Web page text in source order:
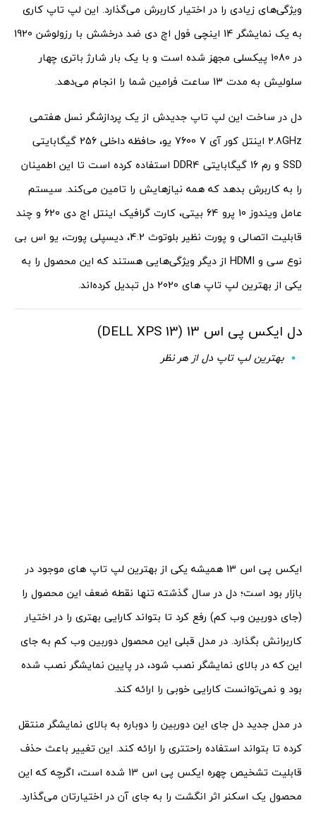
ویژگی‌های زیادی را در اختیار کاربرش می‌گذارد. این لپ تاپ کاری
به یک نمایشگر 14 اینچی فول اچ دی ضد درخشش با رزولوشن 1920
در 1080 پیکسلی مجهز شده است و با یک بار شارژ باتری چهار
سلولیش به مدت 13 ساعت فرامین شما را انجام می‌‌دهد.
دل در ساخت این لپ تاپ جدیدش از یک پردازشگر نسل هفتمی
2.8GHz اینتل کور آی 7 7600 یو، حافظه داخلی 256 گیگابایتی
SSD و رم 16 گیگابایتی DDR4 استفاده کرده است تا این اطمینان
را به کاربرش بدهد که همه نیازهایش را تامین می‌کند. سیستم
عامل ویندوز 10 پرو 64 بیتی، کارت گرافیک اینتل اچ دی 620 و چند
قابلیت اتصالی و پورت نظیر بلوتوث 4.2، دیسپلی پورت، یو اس بی
نوع سی و HDMI از دیگر ویژگی‌هایی هستند که این محصول را به
یکی از بهترین لپ تاپ های 2020 دل تبدیل کرده‌اند.
دل ایکس پی اس 13 (DELL XPS 13)
بهترین لپ تاپ دل از هر نظر
ایکس پی اس 13 همیشه یکی از بهترین لپ تاپ های موجود در
بازار بود است؛ دل در سال گذشته تنها نقطه ضعف این محصول را
(جای دوربین وب کم) رفع کرد تا بتواند کارایی بهتری را در اختیار
کاربرانش بگذارد. در مدل قبلی این محصول دوربین وب کم به جای
این که در بالای نمایشگر نصب شود، در پایین نمایشگر نصب شده
بود و نمی‌توانست کارایی خوبی را ارائه کند.
در مدل جدید دل جای این دوربین را دوباره به بالای نمایشگر منتقل
کرده تا بتواند استفاده راحتتری را ارائه کند. این تغییر باعث حذف
قابلیت تشخیص چهره ایکس پی اس 13 شده است، اگرچه که این
محصول یک اسکنر اثر انگشت را به جای آن در اختیارتان می‌گذارد.